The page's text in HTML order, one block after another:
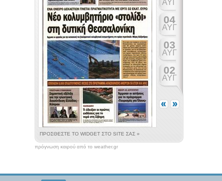
πρόγνωση καιρού από το weather.gr